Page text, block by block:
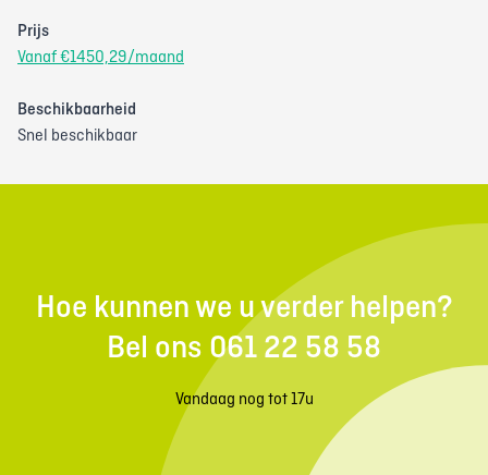
Prijs
Vanaf €1450,29/maand
Beschikbaarheid
Snel beschikbaar
Hoe kunnen we u verder helpen?
Bel ons 061 22 58 58
Vandaag nog tot 17u